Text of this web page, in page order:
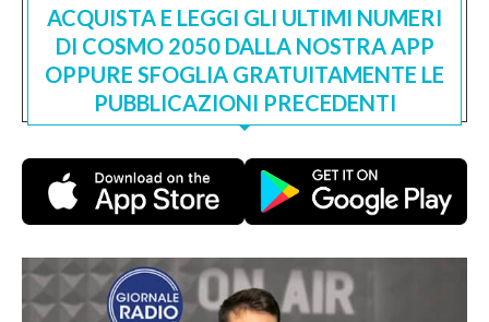
ACQUISTA E LEGGI GLI ULTIMI NUMERI
DI COSMO 2050 DALLA NOSTRA APP
OPPURE SFOGLIA GRATUITAMENTE LE
PUBBLICAZIONI PRECEDENTI